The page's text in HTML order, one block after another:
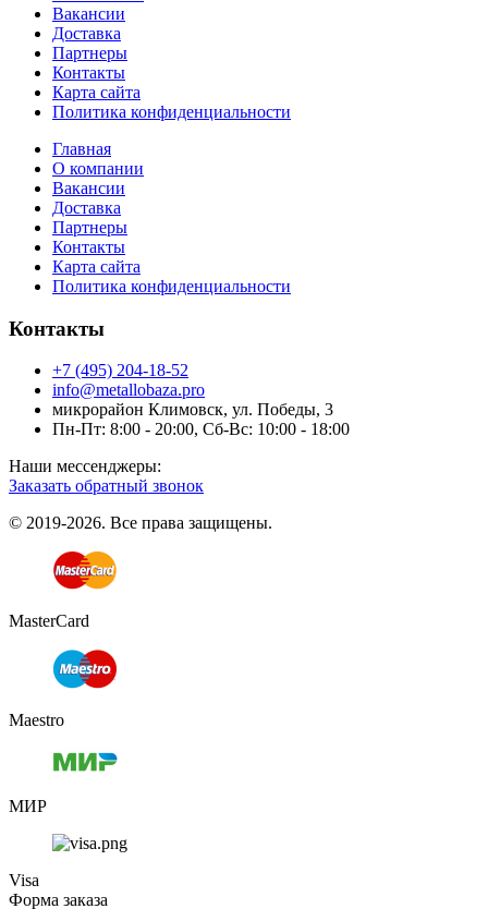
Вакансии
Доставка
Партнеры
Контакты
Карта сайта
Политика конфиденциальности
Главная
О компании
Вакансии
Доставка
Партнеры
Контакты
Карта сайта
Политика конфиденциальности
Контакты
+7 (495) 204-18-52
info@metallobaza.pro
микрорайон Климовск, ул. Победы, 3
Пн-Пт: 8:00 - 20:00, Сб-Вс: 10:00 - 18:00
Наши мессенджеры:
Заказать обратный звонок
© 2019-2026. Все права защищены.
MasterCard
Maestro
МИР
Visa
Форма заказа